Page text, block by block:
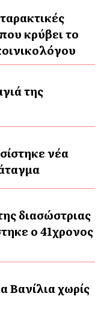
κρύβει το
της
νέα
διασώστριας
ο 41χρονος
Βανίλια χωρίς